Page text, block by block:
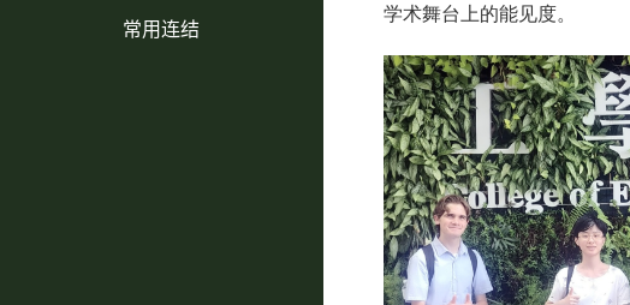
常用连结
学术舞台上的能见度。